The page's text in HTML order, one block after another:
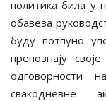
политика била у
обавеза
буду потпуно
препознају
одговорности
свакодневне